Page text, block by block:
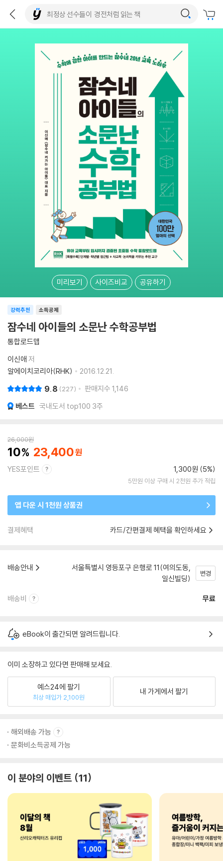
미리보기 사이즈비교 공유하기
소득공제
강력추천
잠수네 아이들의 소문난 수학공부법
통합로드맵
이신애 저
알에이치코리아(RHK)
2016.12.21.
9.8 227 판매지수 1,146
베스트 국내도서 top100 3주
26,000원
10 23,400
YES포인트 1,300원 (5%)
5만원 이상 구매 시 2천원 추가 적립
앱 다운 시 1천원 상품권
결제혜택 카드/간편결제 혜택을 확인하세요
배송안내
서울특별시 영등포구 은행로 11(여의도동,
일신빌딩)
변경
배송비 무료
eBook이 출간되면 알려드립니다.
이미 소장하고 있다면 판매해 보세요.
예스24에 팔기
최상 매입가 2,100원
내 가게에서 팔기
해외배송 가능
문화비소득공제 가능
이 분야의 이벤트 11